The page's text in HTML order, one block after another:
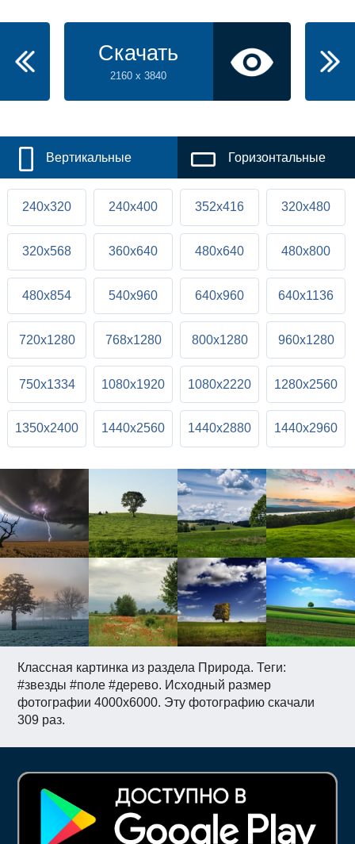
Классная картинка из раздела Природа. Теги:
#звезды #поле #дерево. Исходный размер
фотографии 4000x6000. Эту фотографию скачали
309 раз.
Скачать
2160 x 3840
Вертикальные Горизонтальные
240x320 240x400 352x416 320x480
320x568 360x640 480x640 480x800
480x854 540x960 640x960 640x1136
720x1280 768x1280 800x1280 960x1280
750x1334 1080x1920 1080x2220 1280x2560
1350x2400 1440x2560 1440x2880 1440x2960